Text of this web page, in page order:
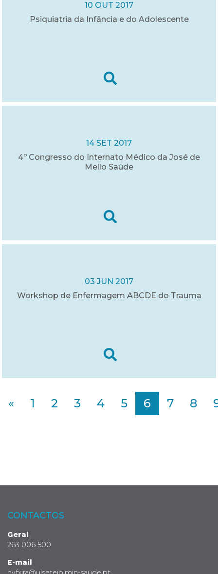
10 OUT 2017
Psiquiatria da Infância e do Adolescente
14 SET 2017
4º Congresso do Internato Médico da José de
Mello Saúde
03 JUN 2017
Workshop de Enfermagem ABCDE do Trauma
« 1 2 3 4 5 6 7 8
CONTACTOS
Geral
263 006 500
E-mail